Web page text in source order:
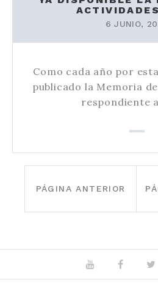
6 JUNIO,
Como cada año por
publicado la Memoria
respondiente
DE
PÁGINA ANTERIOR
Youtube